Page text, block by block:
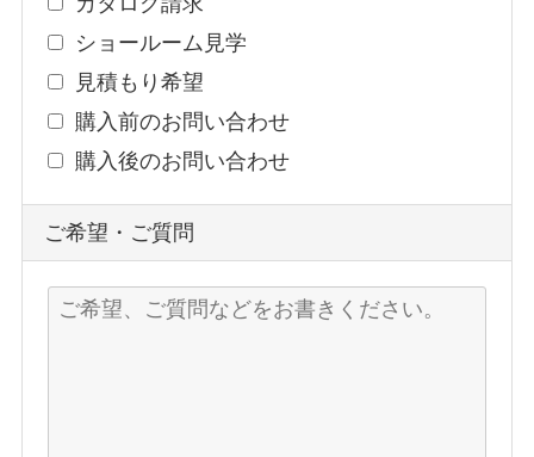
ショールーム見学
見積もり希望
購入前のお問い合わせ
購入後のお問い合わせ
ご希望・ご質問